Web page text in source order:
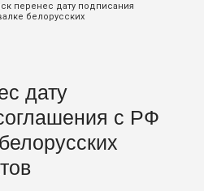
перенес дату подписания
белорусских
дату
с РФ